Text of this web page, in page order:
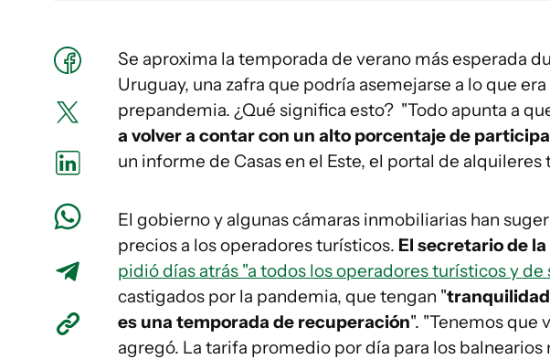
Se aproxima la temporada de verano más esperada
Uruguay, una zafra que podría asemejarse a lo que
prepandemia. ¿Qué significa esto? "Todo apunta a
a volver a contar con un alto porcentaje de
un informe de Casas en el Este, el portal de
El gobierno y algunas cámaras inmobiliarias han
precios a los operadores turísticos. El secretario de
pidió días atrás "a todos los operadores turísticos y de
castigados por la pandemia, que tengan "
es una temporada de recuperación". "Tenemos que
agregó. La tarifa promedio por día para los